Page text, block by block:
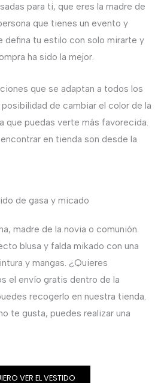
para ti, que eres la madre de
que tienes un evento y
defina tu estilo con solo mirarte y
ha sido la mejor.
que se adaptan a todos los
de cambiar el color de la
que puedas verte más favorecida.
en tienda son desde la
madre de la novia o comunión.
blusa y falda mikado con una
y mangas. ¿Quieres
el envío gratis dentro de la
recogerlo en nuestra tienda.
te gusta, puedes realizar una
VER EL VESTIDO